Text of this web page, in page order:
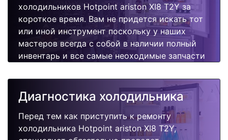
холодильников Hotpoint ariston XI8 T2Y за
короткое время. Вам не придется искать тот
или иной инструмент поскольку у наших
мастеров всегда с собой в наличии полный
инвентарь и все самые неоходимые запчасти
быстро, качественно и недорого.
Диагностика холодильника
Перед тем как приступить к ремонту
холодильника Hotpoint ariston XI8 T2Y,